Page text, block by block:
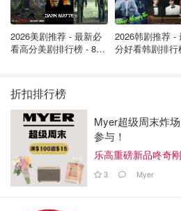
买完才发现大Zara上新了，这条
过90%！只是颜色更偏裸色一点
子便宜了3/4，气死我了～ 你们替
2026美剧推荐 - 最新必
看高分美剧排行榜 - 8月
2026韩剧推荐 -
分好看韩剧排行
折扣排行榜
Myer超级周末炸
参与！
乐高重磅新品咚奇
3 Myer